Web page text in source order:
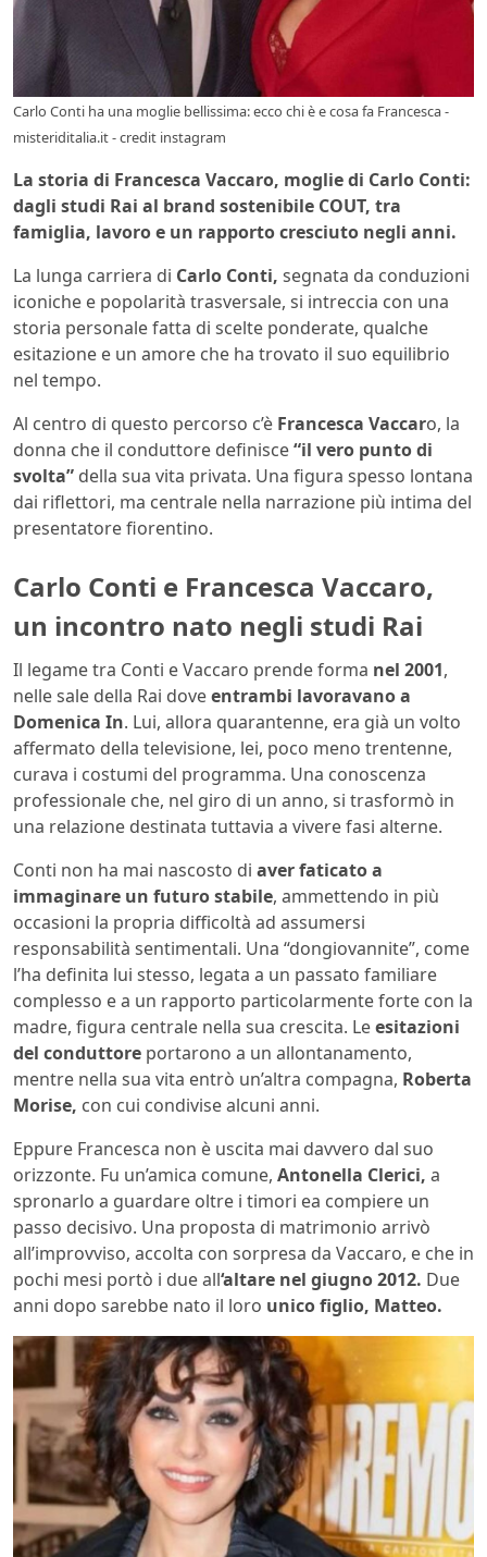
Carlo Conti ha una moglie bellissima: ecco chi è e cosa fa Francesca -
misteriditalia.it - credit instagram
La storia di Francesca Vaccaro, moglie di Carlo Conti:
dagli studi Rai al brand sostenibile COUT, tra
famiglia, lavoro e un rapporto cresciuto negli anni.
La lunga carriera di Carlo Conti, segnata da conduzioni
iconiche e popolarità trasversale, si intreccia con una
storia personale fatta di scelte ponderate, qualche
esitazione e un amore che ha trovato il suo equilibrio
nel tempo.
Al centro di questo percorso c’è Francesca Vaccaro, la
donna che il conduttore definisce“il vero punto di
svolta” della sua vita privata. Una figura spesso lontana
dai riflettori, ma centrale nella narrazione più intima del
presentatore fiorentino.
Carlo Conti e Francesca Vaccaro,
un incontro nato negli studi Rai
Il legame tra Conti e Vaccaro prende forma nel 2001,
nelle sale della Rai doveentrambi lavoravano a
Domenica In. Lui, allora quarantenne, era già un volto
affermato della televisione, lei, poco meno trentenne,
curava i costumi del programma. Una conoscenza
professionale che, nel giro di un anno, si trasformò in
una relazione destinata tuttavia a vivere fasi alterne.
Conti non ha mai nascosto di aver faticato a
immaginare un futuro stabile, ammettendo in più
occasioni la propria difficoltà ad assumersi
responsabilità sentimentali. Una “dongiovannite”, come
l’ha definita lui stesso, legata a un passato familiare
complesso e a un rapporto particolarmente forte con la
madre, figura centrale nella sua crescita. Leesitazioni
del conduttore portarono a un allontanamento,
mentre nella sua vita entrò un’altra compagna, Roberta
Morise, con cui condivise alcuni anni.
Eppure Francesca non è uscita mai davvero dal suo
orizzonte. Fu un’amica comune, Antonella Clerici, a
spronarlo a guardare oltre i timori ea compiere un
passo decisivo. Una proposta di matrimonio arrivò
all’improvviso, accolta con sorpresa da Vaccaro, e che in
pochi mesi portò i due all‘altare nel giugno 2012. Due
anni dopo sarebbe nato il loro unico figlio, Matteo.